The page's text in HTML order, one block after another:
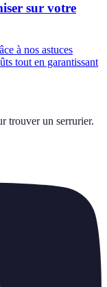
sur votre
à nos astuces
tout en garantissant
trouver un serrurier.